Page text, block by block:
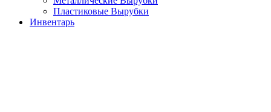
Пластиковые Вырубки
Инвентарь